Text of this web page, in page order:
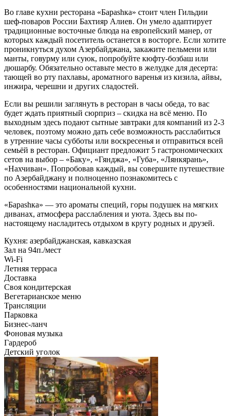
Во главе кухни ресторана «Бараshка» стоит член Гильдии
шеф-поваров России Бахтияр Алиев. Он умело адаптирует
традиционные восточные блюда на европейский манер, от
которых каждый посетитель останется в восторге. Если хотите
проникнуться духом Азербайджана, закажите пельмени или
манты, говурму или суюк, попробуйте кюфту-бозбаш или
дюшарбу. Обязательно оставьте место в желудке для десерта:
тающей во рту пахлавы, ароматного варенья из кизила, айвы,
инжира, черешни и других сладостей.
Если вы решили заглянуть в ресторан в часы обеда, то вас
будет ждать приятный сюрприз – скидка на всё меню. По
выходным здесь подают сытные завтраки для компаний из 2-3
человек, поэтому можно дать себе возможность расслабиться
в утренние часы субботы или воскресенья и отправиться всей
семьёй в ресторан. Официант предложит 5 гастрономических
сетов на выбор – «Баку», «Гянджа», «Губа», «Лянкярань»,
«Нахчиван». Попробовав каждый, вы совершите путешествие
по Азербайджану и полноценно познакомитесь с
особенностями национальной кухни.
«Бараshка» — это ароматы специй, горы подушек на мягких
диванах, атмосфера расслабления и уюта. Здесь вы по-
настоящему насладитесь отдыхом в кругу родных и друзей.
Кухня: азербайджанская, кавказская
Зал на 94п./мест
Wi-Fi
Летняя терраса
Доставка
Своя кондитерская
Вегетарианское меню
Трансляции
Парковка
Бизнес-ланч
Фоновая музыка
Гардероб
Детский уголок